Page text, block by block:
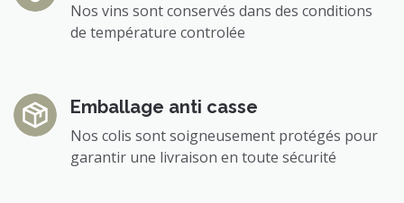
Nos vins sont conservés dans des conditions
de température controlée
Emballage anti casse
Nos colis sont soigneusement protégés pour
garantir une livraison en toute sécurité